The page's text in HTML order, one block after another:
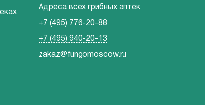
Адреса всех грибных аптек
+7 (495) 776-20-88
+7 (495) 940-20-13
zakaz@fungomoscow.ru